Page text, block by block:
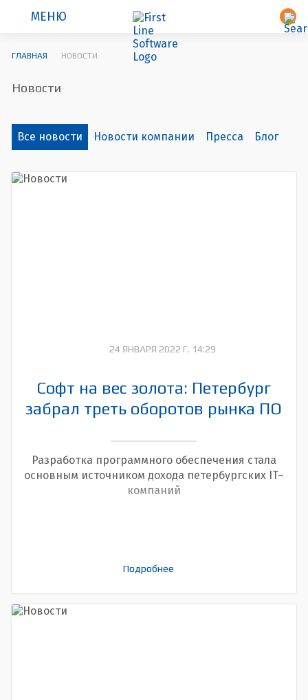
МЕНЮ
ГЛАВНАЯ НОВОСТИ
Новости
Все новости Новости компании Пресса Блог
24 ЯНВАРЯ 2022 Г. 14:29
Софт на вес золота: Петербург
забрал треть оборотов рынка ПО
Разработка программного обеспечения стала
основным источником дохода петербургских IT–
компаний
Подробнее